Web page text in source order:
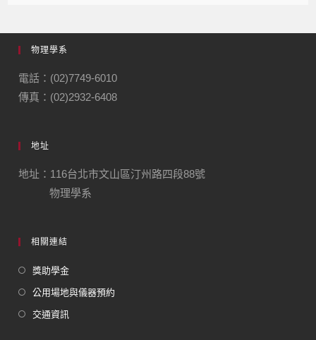
物理學系
電話：(02)7749-6010
傳真：(02)2932-6408
地址
地址：116台北市文山區汀州路四段88號
物理學系
相關連結
獎助學金
公用場地與儀器預約
交通資訊